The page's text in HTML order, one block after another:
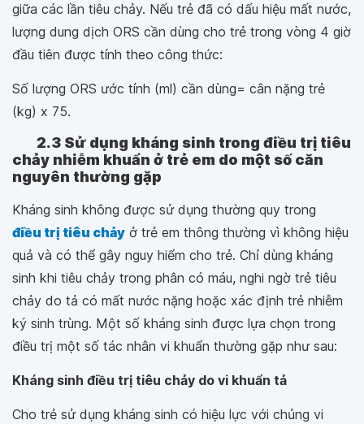
giữa các lần tiêu chảy. Nếu trẻ đã có dấu hiệu mất nước,
lượng dung dịch ORS cần dùng cho trẻ trong vòng 4 giờ
đầu tiên được tính theo công thức:
Số lượng ORS ước tính (ml) cần dùng= cân nặng trẻ
(kg) x 75.
2.3 Sử dụng kháng sinh trong điều trị tiêu
chảy nhiễm khuẩn ở trẻ em do một số căn
nguyên thường gặp
Kháng sinh không được sử dụng thường quy trong
điều trị tiêu chảy ở trẻ em thông thường vì không hiệu
quả và có thể gây nguy hiểm cho trẻ. Chỉ dùng kháng
sinh khi tiêu chảy trong phân có máu, nghi ngờ trẻ tiêu
chảy do tả có mất nước nặng hoặc xác định trẻ nhiễm
ký sinh trùng. Một số kháng sinh được lựa chọn trong
điều trị một số tác nhân vi khuẩn thường gặp như sau:
Kháng sinh điều trị tiêu chảy do vi khuẩn tả
Cho trẻ sử dụng kháng sinh có hiệu lực với chủng vi